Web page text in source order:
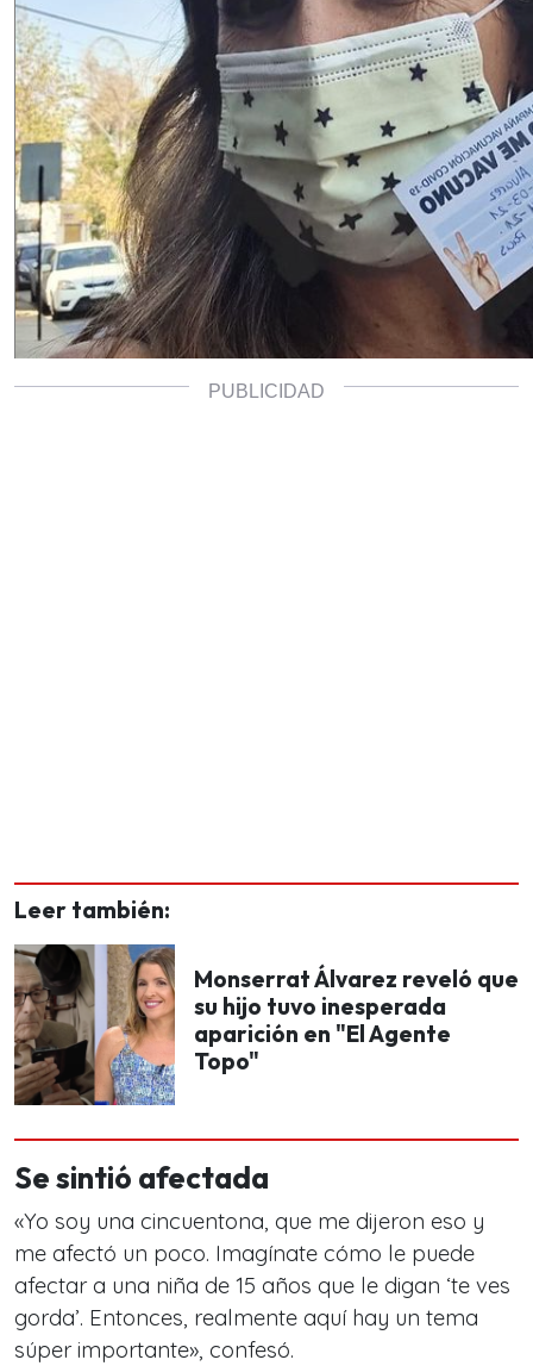
Leer también:
Monserrat Álvarez reveló que
su hijo tuvo inesperada
aparición en "El Agente
Topo"
Se sintió afectada
«Yo soy una cincuentona, que me dijeron eso y
me afectó un poco. Imagínate cómo le puede
afectar a una niña de 15 años que le digan ‘te ves
gorda’. Entonces, realmente aquí hay un tema
súper importante», confesó.